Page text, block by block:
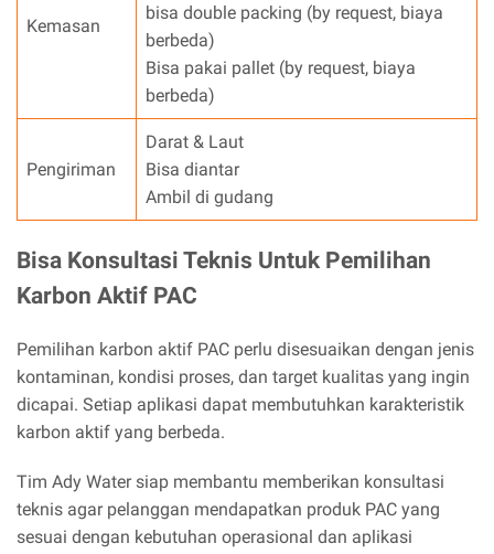
Kemasan
bisa double packing (by request, biaya
berbeda)
Bisa pakai pallet (by request, biaya
berbeda)
Pengiriman
Darat & Laut
Bisa diantar
Ambil di gudang
Bisa Konsultasi Teknis Untuk Pemilihan
Karbon Aktif PAC
Pemilihan karbon aktif PAC perlu disesuaikan dengan jenis
kontaminan, kondisi proses, dan target kualitas yang ingin
dicapai. Setiap aplikasi dapat membutuhkan karakteristik
karbon aktif yang berbeda.
Tim Ady Water siap membantu memberikan konsultasi
teknis agar pelanggan mendapatkan produk PAC yang
sesuai dengan kebutuhan operasional dan aplikasi